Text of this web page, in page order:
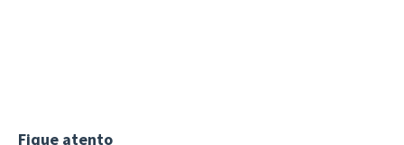
Fique atento